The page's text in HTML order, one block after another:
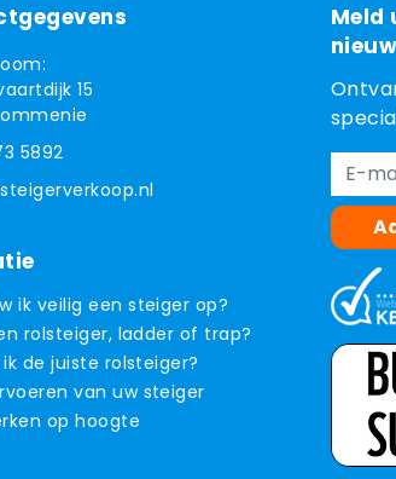
15
5892
ik veilig een steiger op?
rolsteiger, ladder of trap?
ik de juiste rolsteiger?
van uw steiger
op hoogte
Meld